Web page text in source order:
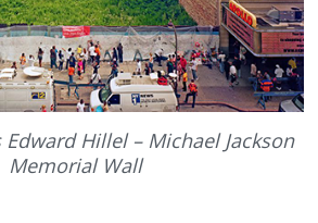
Hillel – Michael Jackson
Memorial Wall